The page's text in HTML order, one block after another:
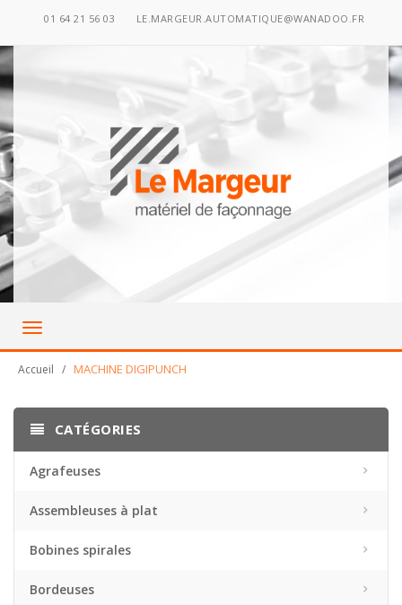
01 64 21 56 03 LE.MARGEUR.AUTOMATIQUE@WANADOO.FR
Toggle
Accueil MACHINE DIGIPUNCH
CATÉGORIES
Agrafeuses
Assembleuses à plat
Bobines spirales
Bordeuses